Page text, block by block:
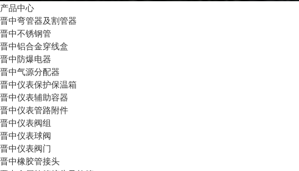
产品中心
晋中弯管器及割管器
晋中不锈钢管
晋中铝合金穿线盒
晋中防爆电器
晋中气源分配器
晋中仪表保护保温箱
晋中仪表辅助容器
晋中仪表管路附件
晋中仪表阀组
晋中仪表球阀
晋中仪表阀门
晋中橡胶管接头